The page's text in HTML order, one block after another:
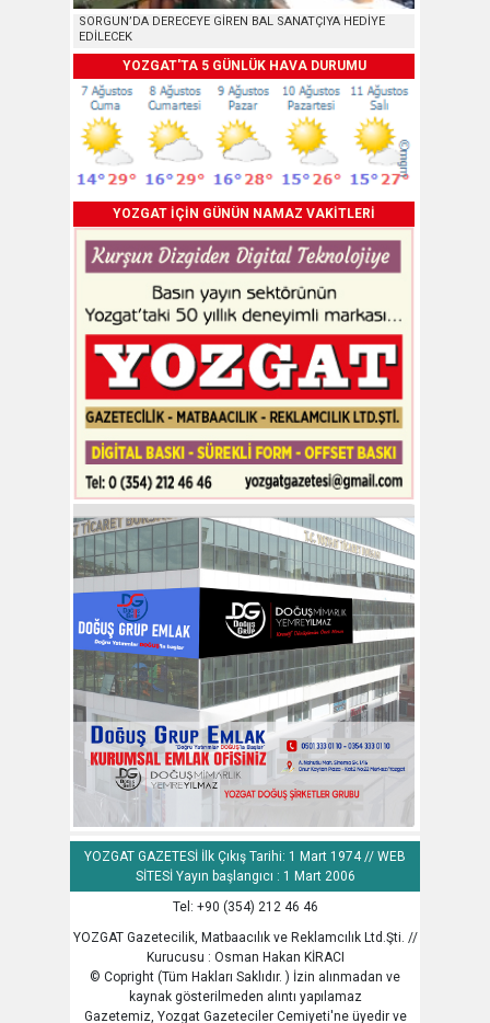
SORGUN’DA DERECEYE GİREN BAL SANATÇIYA HEDİYE
EDİLECEK
YOZGAT'TA 5 GÜNLÜK HAVA DURUMU
YOZGAT İÇİN GÜNÜN NAMAZ VAKİTLERİ
YOZGAT GAZETESİ İlk Çıkış Tarihi: 1 Mart 1974 // WEB
SİTESİ Yayın başlangıcı : 1 Mart 2006
Tel: +90 (354) 212 46 46
YOZGAT Gazetecilik, Matbaacılık ve Reklamcılık Ltd.Şti. //
Kurucusu : Osman Hakan KİRACI
© Copright (Tüm Hakları Saklıdır. ) İzin alınmadan ve
kaynak gösterilmeden alıntı yapılamaz
Gazetemiz, Yozgat Gazeteciler Cemiyeti'ne üyedir ve